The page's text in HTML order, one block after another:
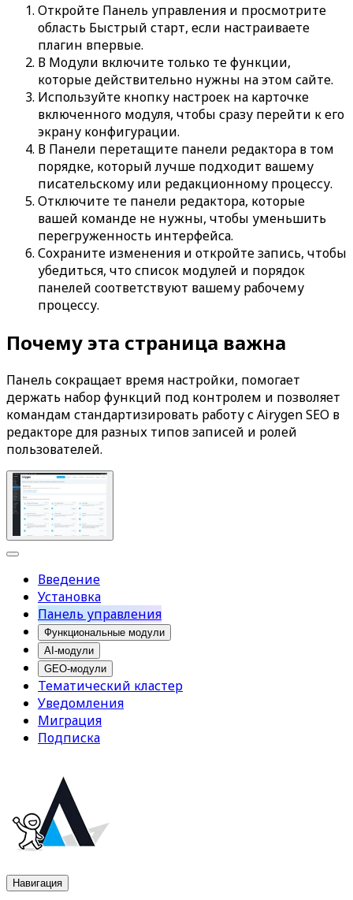
Откройте Панель управления и просмотрите
область Быстрый старт, если настраиваете
плагин впервые.
В Модули включите только те функции,
которые действительно нужны на этом сайте.
Используйте кнопку настроек на карточке
включенного модуля, чтобы сразу перейти к его
экрану конфигурации.
В Панели перетащите панели редактора в том
порядке, который лучше подходит вашему
писательскому или редакционному процессу.
Отключите те панели редактора, которые
вашей команде не нужны, чтобы уменьшить
перегруженность интерфейса.
Сохраните изменения и откройте запись, чтобы
убедиться, что список модулей и порядок
панелей соответствуют вашему рабочему
процессу.
Почему эта страница важна
Панель сокращает время настройки, помогает
держать набор функций под контролем и позволяет
командам стандартизировать работу с Airygen SEO в
редакторе для разных типов записей и ролей
пользователей.
Введение
Установка
Панель управления
Функциональные модули
AI-модули
GEO-модули
Тематический кластер
Уведомления
Миграция
Подписка
Навигация